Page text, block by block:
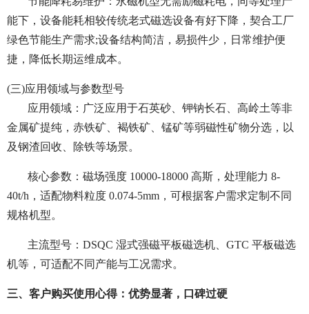
能下，设备能耗相较传统老式磁选设备有好下降，契合工厂
绿色节能生产需求;设备结构简洁，易损件少，日常维护便
捷，降低长期运维成本。
(三)应用领域与参数型号
应用领域：广泛应用于石英砂、钾钠长石、高岭土等非
金属矿提纯，赤铁矿、褐铁矿、锰矿等弱磁性矿物分选，以
及钢渣回收、除铁等场景。
核心参数：磁场强度 10000-18000 高斯，处理能力 8-
40t/h，适配物料粒度 0.074-5mm，可根据客户需求定制不同
规格机型。
主流型号：DSQC 湿式强磁平板磁选机、GTC 平板磁选
机等，可适配不同产能与工况需求。
三、客户购买使用心得：优势显著，口碑过硬